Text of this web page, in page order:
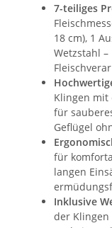
7-teiliges
18 cm), 1
Wetzstahl
Klingen mit
für
Geflügel
für
langen
Inklusive
der